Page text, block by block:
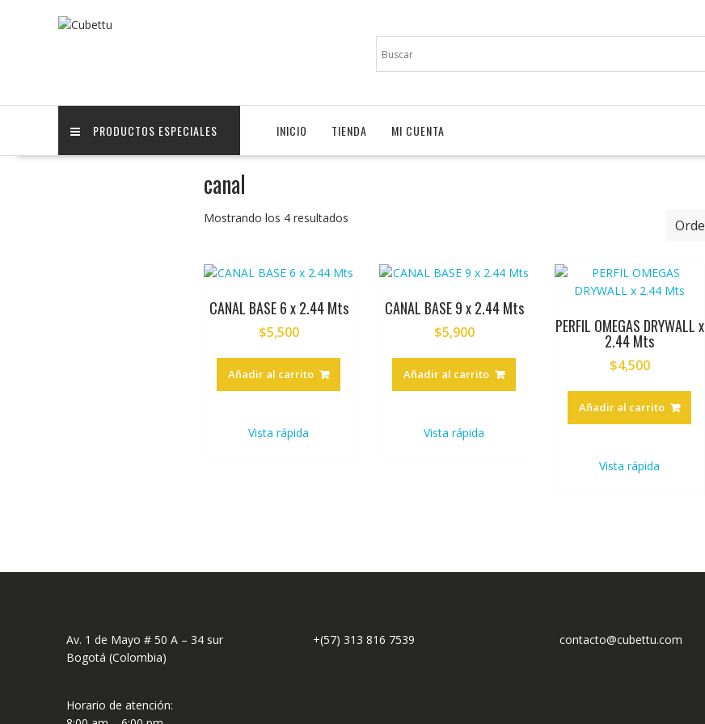
PRODUCTOS ESPECIALES INICIO TIENDA MI CUENTA
canal
Mostrando los 4 resultados
CANAL BASE 6 x 2.44 Mts
$5,500
Añadir al carrito
Vista rápida
CANAL BASE 9 x 2.44 Mts
$5,900
Añadir al carrito
Vista rápida
PERFIL OMEGAS DRYWALL x
2.44 Mts
$4,500
Añadir al carrito
Vista rápida
Av. 1 de Mayo # 50 A – 34 sur
Bogotá (Colombia)
Horario de atención:
+(57) 313 816 7539 contacto@cubettu.com